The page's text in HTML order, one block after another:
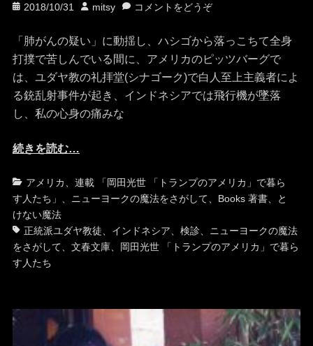
投
日
2018/10/31
投
者
mitsy コメントをどうぞ
「肺がんの疑い」に動揺し、ハシゴから落っこちて全身
打撲で苦しんでいる間に、アメリカのピッツバーグで
は、ユダヤ教の礼拝堂(シナゴーク)で白人至上主義者によ
る銃乱射事件が起き、インドネシアでは飛行機が墜落
し、私の心身の痛みな
続きを読む…
カ
テ
ゴ
リ
ー
アメリカ
連載 「岡田光世 「トランプのアメリカ」で暮ら
す人たち」
ニューヨークの魔法をさがして Books 著書、
と
けない魔法
正統派ユダヤ教徒 インドネシア 検診、 ニューヨークの魔法
をさがして
文春文庫、
岡田光世 「トランプのアメリカ」で暮ら
す人たち